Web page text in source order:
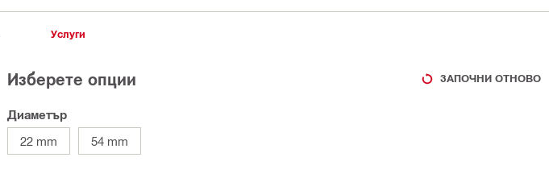
Услуги
Изберете опции ЗАПОЧНИ ОТНОВО
Диаметър
22 mm
54 mm